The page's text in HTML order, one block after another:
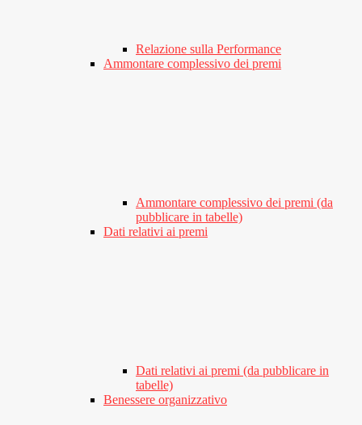
Relazione sulla Performance
Ammontare complessivo dei premi
Ammontare complessivo dei premi (da
pubblicare in tabelle)
Dati relativi ai premi
Dati relativi ai premi (da pubblicare in
tabelle)
Benessere organizzativo